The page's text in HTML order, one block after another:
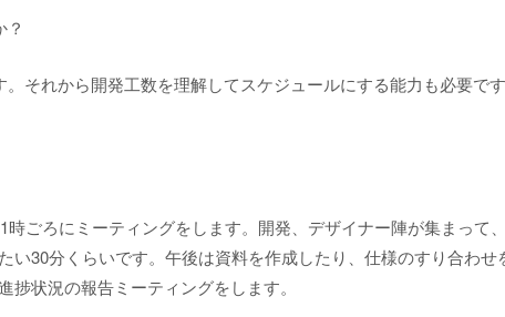
それから開発工数を理解してスケジュールにする能力も必要です
ごろにミーティングをします。開発、デザイナー陣が集まって、
い30分くらいです。午後は資料を作成したり、仕様のすり合わせ
状況の報告ミーティングをします。